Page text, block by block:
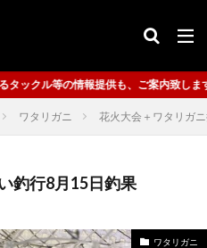
致します。
ワタリガニ 花火大会＋ワタリガ
釣行8月15日釣果
ワタリガニ